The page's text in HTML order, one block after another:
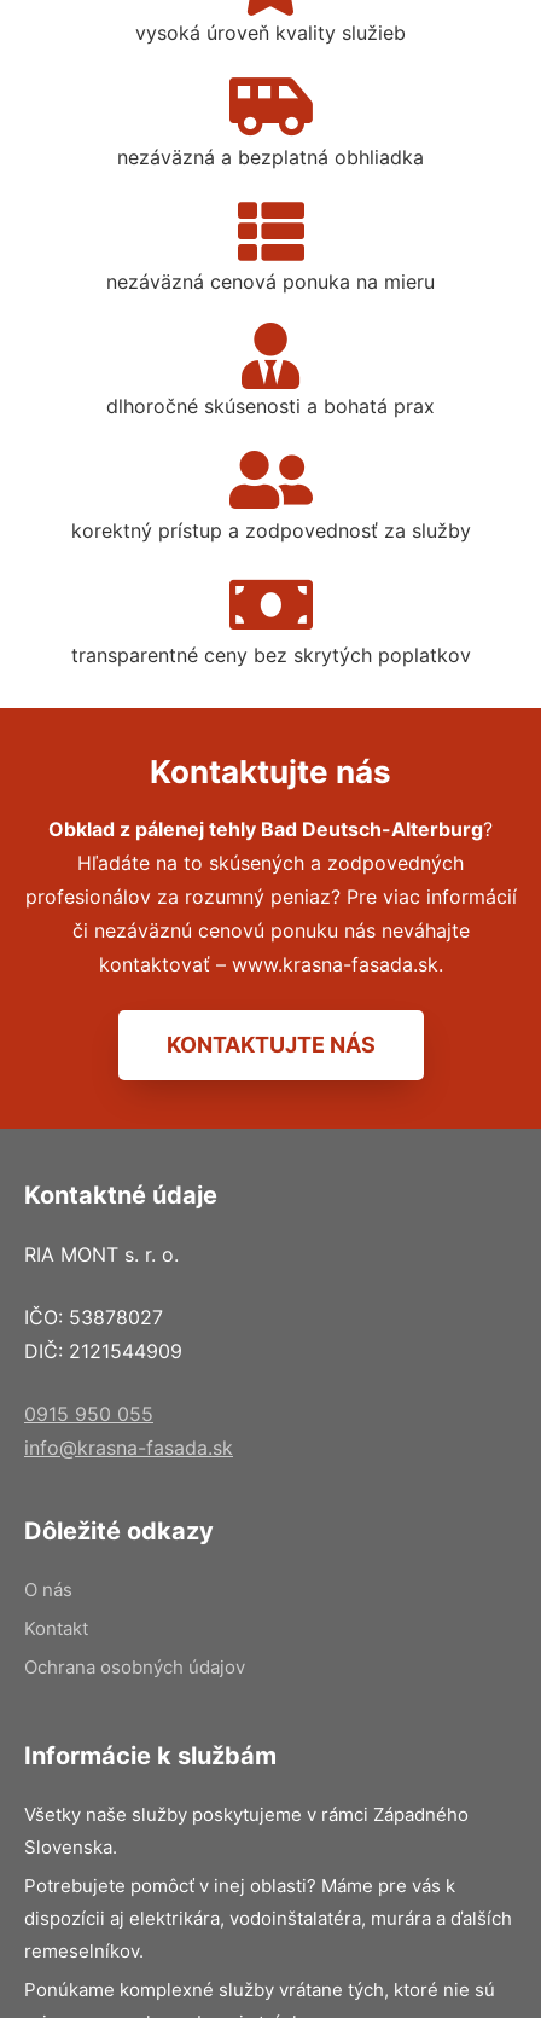
vysoká úroveň kvality služieb
nezáväzná a bezplatná obhliadka
nezáväzná cenová ponuka na mieru
dlhoročné skúsenosti a bohatá prax
korektný prístup a zodpovednosť za služby
transparentné ceny bez skrytých poplatkov
Kontaktujte nás
Obklad z pálenej tehly Bad Deutsch-Alterburg?
Hľadáte na to skúsených a zodpovedných
profesionálov za rozumný peniaz? Pre viac informácií
či nezáväznú cenovú ponuku nás neváhajte
kontaktovať – www.krasna-fasada.sk.
KONTAKTUJTE NÁS
Kontaktné údaje
RIA MONT s. r. o.
IČO: 53878027
DIČ: 2121544909
0915 950 055
info@krasna-fasada.sk
Dôležité odkazy
O nás
Kontakt
Ochrana osobných údajov
Informácie k službám
Všetky naše služby poskytujeme v rámci Západného
Slovenska.
Potrebujete pomôcť v inej oblasti? Máme pre vás k
dispozícii aj elektrikára, vodoinštalatéra, murára a ďalších
remeselníkov.
Ponúkame komplexné služby vrátane tých, ktoré nie sú